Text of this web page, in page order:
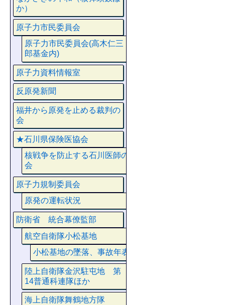
か）
原子力市民委員会
原子力市民委員会(高木仁三
郎基金内)
原子力資料情報室
反原発新聞
福井から原発を止める裁判の
会
★石川県保険医協会
核戦争を防止する石川医師の
会
原子力規制委員会
原発の運転状況
防衛省 統合幕僚監部
航空自衛隊小松基地
小松基地の墜落、事故年表
陸上自衛隊金沢駐屯地 第
14普通科連隊ほか
海上自衛隊舞鶴地方隊